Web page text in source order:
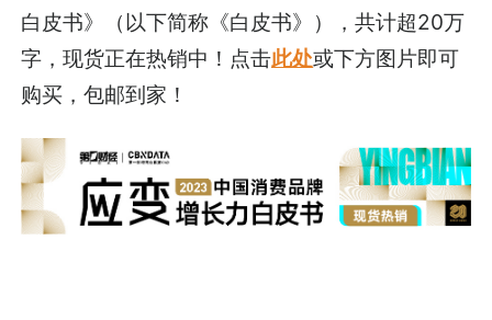
白皮书》（以下简称《白皮书》），共计超20万
字，现货正在热销中！点击此处或下方图片即可
购买，包邮到家！